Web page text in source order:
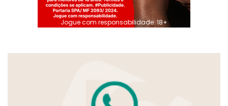
Jogue com responsabilidade. 18+